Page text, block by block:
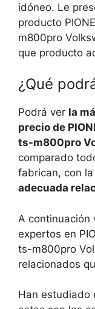
idóneo. Le
producto
m800pro
que producto
¿Qué
Podrá ver la
precio de
ts-m800pro
comparado
fabrican, con
adecuada
A continuación
expertos en
ts-m800pro
relacionados
Han estudiado